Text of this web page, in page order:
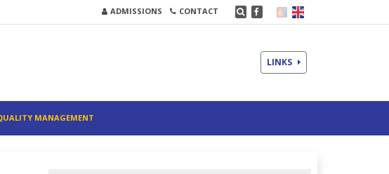
ADMISSIONS CONTACT
LINKS
MANAGEMENT